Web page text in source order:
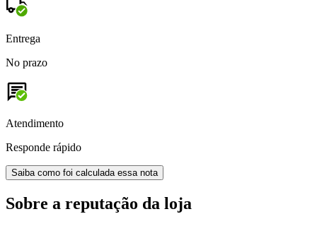
Entrega
No prazo
Atendimento
Responde rápido
Saiba como foi calculada essa nota
Sobre a reputação da loja